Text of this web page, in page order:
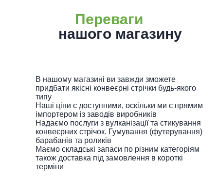
Переваги
нашого магазину
В нашому магазині ви завжди зможете
придбати якісні конвеєрні стрічки будь-якого
типу
Наші ціни є доступними, оскільки ми є прямим
імпортером із заводів виробників
Надаємо послуги з вулканізації та стикування
конвеєрних стрічок. Гумування (футерування)
барабанів та роликів
Маємо складські запаси по різним категоріям
також доставка під замовлення в короткі
терміни